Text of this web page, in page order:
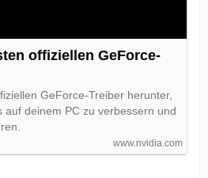
offiziellen GeForce-
GeForce-Treiber herunter,
auf deinem PC zu verbessern und
www.nvidia.com